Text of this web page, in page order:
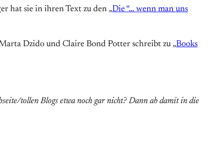
hat sie in ihren Text zu den „Die “… wenn man uns
Dzido und Claire Bond Potter schreibt zu „Books
tollen Blogs etwa noch gar nicht? Dann ab damit in die